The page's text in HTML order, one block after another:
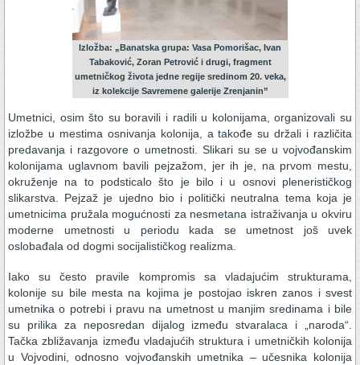
Izložba: „Banatska grupa: Vasa Pomorišac, Ivan
Tabaković, Zoran Petrović i drugi, fragment
umetničkog života jedne regije sredinom 20. veka,
iz kolekcije Savremene galerije Zrenjanin”
Umetnici, osim što su boravili i radili u kolonijama, organizovali su
izložbe u mestima osnivanja kolonija, a takođe su držali i različita
predavanja i razgovore o umetnosti. Slikari su se u vojvođanskim
kolonijama uglavnom bavili pejzažom, jer ih je, na prvom mestu,
okruženje na to podsticalo što je bilo i u osnovi plenerističkog
slikarstva. Pejzaž je ujedno bio i politički neutralna tema koja je
umetnicima pružala mogućnosti za nesmetana istraživanja u okviru
moderne umetnosti u periodu kada se umetnost još uvek
oslobađala od dogmi socijalističkog realizma.
Iako su često pravile kompromis sa vladajućim strukturama,
kolonije su bile mesta na kojima je postojao iskren zanos i svest
umetnika o potrebi i pravu na umetnost u manjim sredinama i bile
su prilika za neposredan dijalog između stvaralaca i „naroda“.
Tačka zbližavanja između vladajućih struktura i umetničkih kolonija
u Vojvodini, odnosno vojvođanskih umetnika – učesnika kolonija